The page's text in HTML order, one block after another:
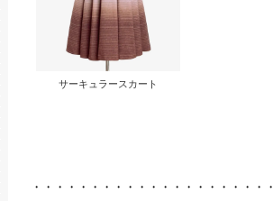
サーキュラースカート
・・・・・・・・・・・・・・・・・・・・・